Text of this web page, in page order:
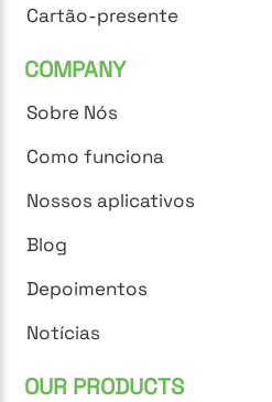
Cartão-presente
COMPANY
Sobre Nós
Como funciona
Nossos aplicativos
Blog
Depoimentos
Notícias
OUR PRODUCTS